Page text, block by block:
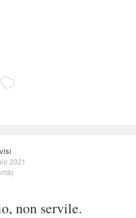
2021
)
non servile.